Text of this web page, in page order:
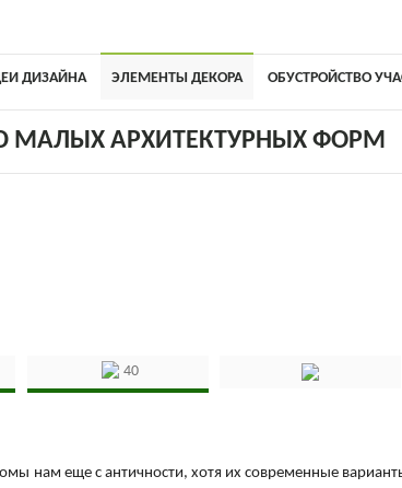
ДИЗАЙНА ЭЛЕМЕНТЫ ДЕКОРА ОБУСТРОЙСТВО
АРХИТЕКТУРНЫХ ФОРМ
40
нам еще с античности, хотя их современные